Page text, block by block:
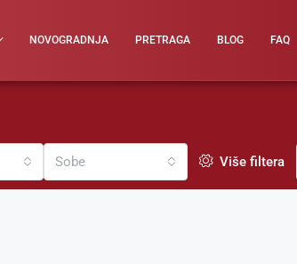
NOVOGRADNJA PRETRAGA BLOG FAQ
Sobe Više filtera